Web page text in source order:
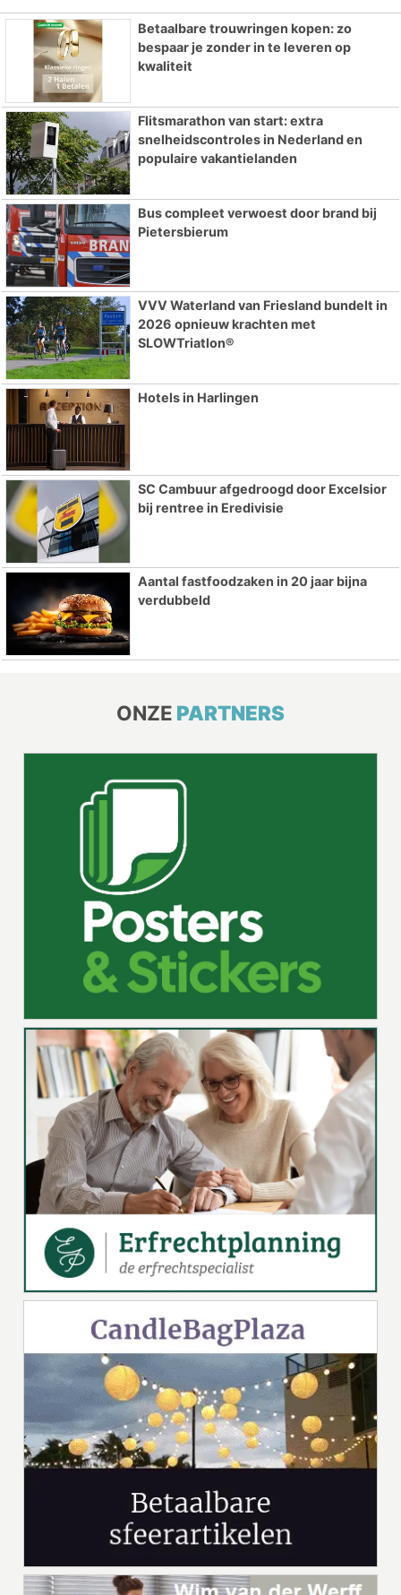
Betaalbare trouwringen kopen: zo
bespaar je zonder in te leveren op
kwaliteit
Flitsmarathon van start: extra
snelheidscontroles in Nederland en
populaire vakantielanden
Bus compleet verwoest door brand bij
Pietersbierum
VVV Waterland van Friesland bundelt in
2026 opnieuw krachten met
SLOWTriatlon®
Hotels in Harlingen
SC Cambuur afgedroogd door Excelsior
bij rentree in Eredivisie
Aantal fastfoodzaken in 20 jaar bijna
verdubbeld
ONZE PARTNERS